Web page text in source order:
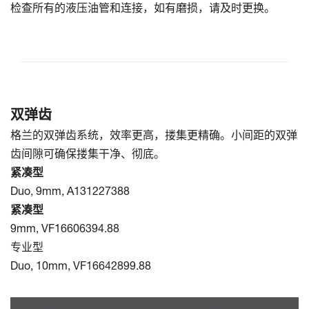
检查所有的液压油管和连接，如有磨损，请及时更换。
双弹齿
格兰的双弹齿系统，效率更高，搂集更精确。小间距的双弹
齿间隙可确保搂集干净、彻底。
紧凑型
Duo, 9mm, A131227388
紧凑型
9mm, VF16606394.88
专业型
Duo, 10mm, VF16642899.88